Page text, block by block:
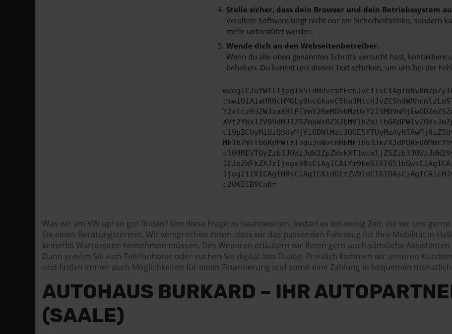
Stelle sicher, dass dein Browser und dein Betriebssystem
Veraltete Software birgt nicht nur ein Sicherheitsrisiko, sondern
mehr unterstützt werden.
Wende dich an den Webseitenbetreiber.
Wenn du alle oben genannten Schritte versucht hast,
beheben. Du kannst uns diesen Text schicken, um uns bei der
c2UKICB9Cn0=
Was wir am VW up! so gut finden? Um diese Frage zu beantworten, bedarf es ein wenig Zeit, die wir uns
Sie einen Beratungstermin. Wir versprechen Ihnen, dass wir das passenden Fahrzeug für Ihre Mobilität in
keinerlei Wartezeiten hinnehmen müssen. Des Weiteren erläutern wir Ihnen gern auch sämtliche
Dann greifen Sie zum Telefonhörer oder suchen Sie digital den Dialog. Preislich kommen wir unseren
und finden immer auch Möglichkeiten für einen Finanzierung und somit eine Zahlung in bequemen
AUTOHAUS BURKARD – IHR
(SAALE)